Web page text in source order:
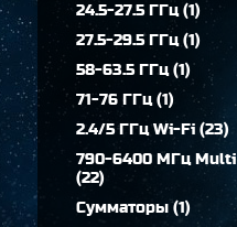
24.5-27.5 ГГц(1)
27.5-29.5 ГГц(1)
58-63.5 ГГц(1)
71-76 ГГц(1)
2.4/5 ГГц Wi-Fi (23)
790-6400 МГц Multi
(22)
Сумматоры(1)